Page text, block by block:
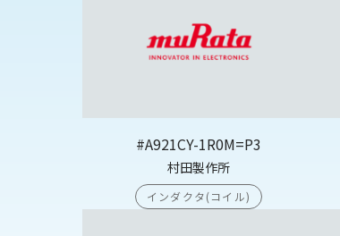
#A921CY-1R0M=P3
村田製作所
インダクタ(コイル)